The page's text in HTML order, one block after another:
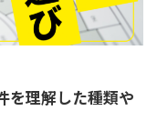
を理解した種類や